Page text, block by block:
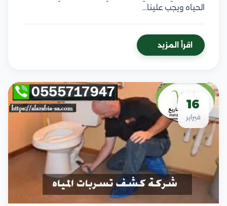
الحياه ويجب علينا…
اقرأ المزيد
16
فبراير